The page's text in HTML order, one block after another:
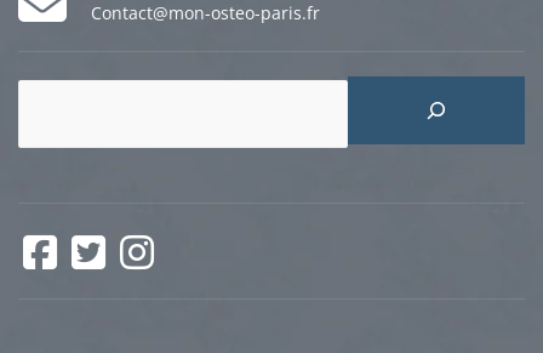
Contact@mon-osteo-paris.fr
Facebook